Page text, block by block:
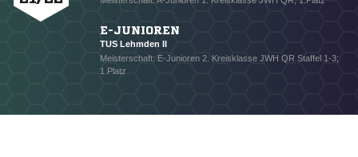
E-JUNIOREN
TUS Lehmden II
Meisterschaft: E-Junioren 2. Kreisklasse JWH QR Staffel 1-3;
1.Platz